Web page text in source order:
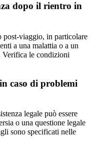
dopo il rientro in
viaggio, in particolare
a una malattia o a un
Verifica le condizioni
caso di problemi
legale può essere
o una questione legale
sono specificati nelle